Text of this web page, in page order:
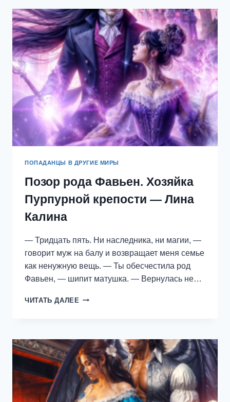
ГЕРОЯ.
—
ВАЛЕНТИНА
ЛАДНАЯ
ПОПАДАНЦЫ В ДРУГИЕ МИРЫ
Позор рода Фавьен. Хозяйка
Пурпурной крепости — Лина
Калина
— Тридцать пять. Ни наследника, ни магии, —
говорит муж на балу и возвращает меня семье
как ненужную вещь. — Ты обесчестила род
Фавьен, — шипит матушка. — Вернулась не…
ЧИТАТЬ ДАЛЕЕ ПОЗОР
ПУРПУРНОЙ
КРЕПОСТИ
—
ЛИНА
КАЛИНА